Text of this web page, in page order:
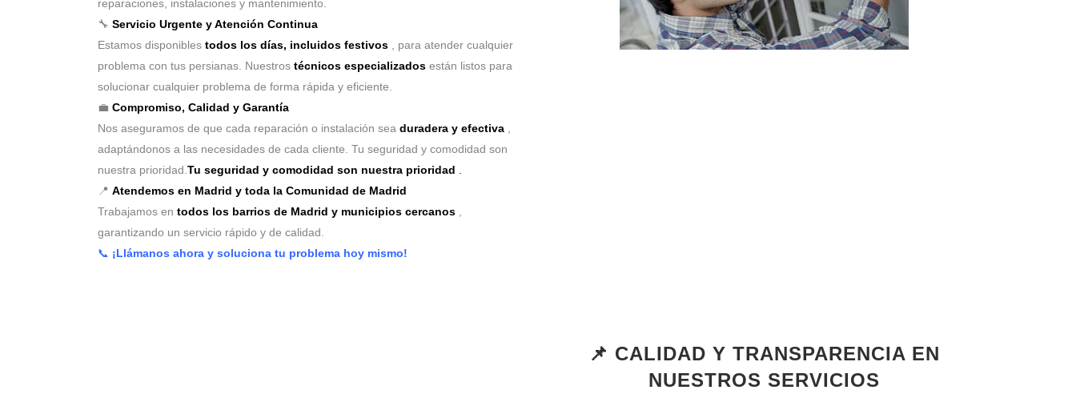
reparaciones, instalaciones y mantenimiento.
🔧 Servicio Urgente y Atención Continua
Estamos disponibles todos los días, incluidos festivos , para atender cualquier
problema con tus persianas. Nuestros técnicos especializados están listos para
solucionar cualquier problema de forma rápida y eficiente.
💼 Compromiso, Calidad y Garantía
Nos aseguramos de que cada reparación o instalación sea duradera y efectiva
adaptándonos a las necesidades de cada cliente. Tu seguridad y comodidad son
nuestra prioridad. Tu seguridad y comodidad son nuestra prioridad
📍 Atendemos en Madrid y toda la Comunidad de Madrid
Trabajamos en todos los barrios de Madrid y municipios cercanos
garantizando un servicio rápido y de calidad.
📞 ¡Llámanos ahora y soluciona tu problema hoy mismo!
📌 CALIDAD Y TRANSPARENCIA EN
NUESTROS SERVICIOS